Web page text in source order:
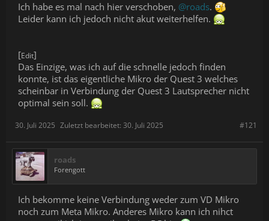
Ich habe es mal nach hier verschoben, @roads.
Leider kann ich jedoch nicht akut weiterhelfen.
[Edit]
Das Einzige, was ich auf die schnelle jedoch finden
konnte, ist das eigentliche Mikro der Quest 3 welches
scheinbar in Verbindung der Quest 3 Lautsprecher nicht
optimal sein soll.
#121
30. Juli 2025 Zuletzt bearbeitet: 30. Juli 2025
roads
Forengott
Ich bekomme keine Verbindung weder zum VD Mikro
noch zum Meta Mikro. Anderes Mikro kann ich nihct